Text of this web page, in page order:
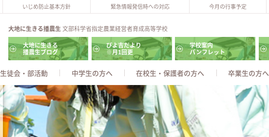
いじめ防止基本方針 緊急情報発信時への対応 今月の行事予定
大地に生きる播農生 文部科学省指定農業経営者育成高等学校
大地に生きる
播農生ブログ
ぴよ吉だより
※月1回更
学校案内
パンフレット
生徒会・部活動 中学生の方へ 在校生・保護者の方へ 卒業生の方へ